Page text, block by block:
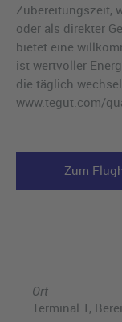
Zubereitungszeit,
oder als direkter
bietet eine
ist wertvoller
die täglich
www.tegut.com/
Zum
Ort
Terminal 1,